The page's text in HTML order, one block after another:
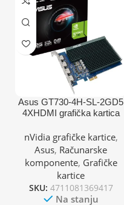
Asus GT730-4H-SL-2GD5
4XHDMI grafička kartica
nVidia grafičke kartice,
Asus, Računarske
komponente, Grafičke
kartice
SKU: 4711081369417
Na stanju